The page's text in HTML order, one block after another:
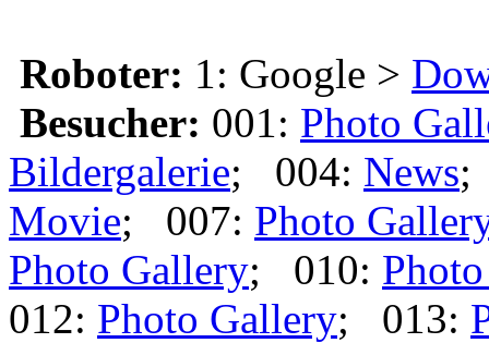
Roboter: 1: Google >
Besucher: 001: Photo
Bildergalerie; 004: News;
Movie; 007: Photo
Photo Gallery; 010:
012: Photo Gallery; 013: